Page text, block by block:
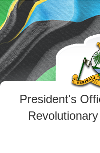
President's